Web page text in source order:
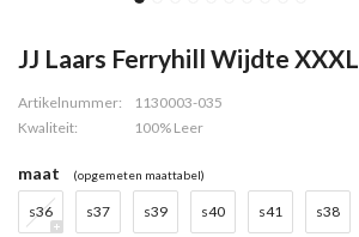
JJ Laars Ferryhill Wijdte XXXL
Artikelnummer:
1130003-035
Kwaliteit:
100% Leer
maat (opgemeten maattabel)
s36 s37 s39 s40 s41 s38